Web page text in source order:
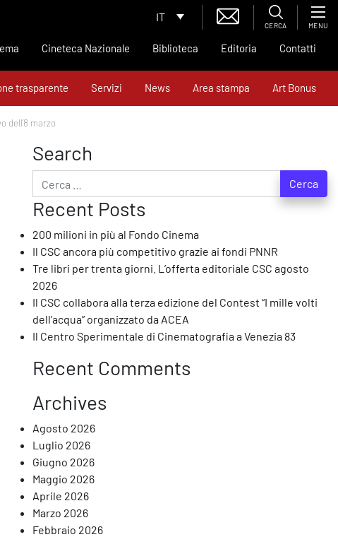
IT
CERCA MENU
Cineteca Nazionale Biblioteca Editoria Contatti
trasparente Servizi News Area stampa Art Bonus
dell’8 marzo
Casa del Cinema, “Altura ritrovato”, e’ annullato in base al decreto
Search
Ricerca per:
Recent Posts
200 milioni in più al Fondo Cinema
Il CSC ancora più competitivo grazie ai fondi PNNR
Tre libri per trenta giorni. L’offerta editoriale CSC agosto
2026
Il CSC collabora alla terza edizione del Contest “I mille volti
dell’acqua” organizzato da ACEA
Il Centro Sperimentale di Cinematografia a Venezia 83
Recent Comments
Archives
Agosto 2026
Luglio 2026
Giugno 2026
Maggio 2026
Aprile 2026
Marzo 2026
Febbraio 2026